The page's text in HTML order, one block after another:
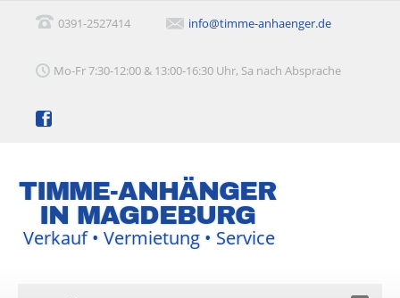
0391-2527414 info@timme-anhaenger.de
Mo-Fr 7:30-12:00 & 13:00-16:30 Uhr, Sa nach Absprache
TIMME-ANHÄNGER
IN MAGDEBURG
Verkauf • Vermietung • Service